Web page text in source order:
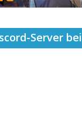
Server bei